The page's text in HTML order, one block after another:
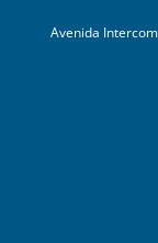
Avenida